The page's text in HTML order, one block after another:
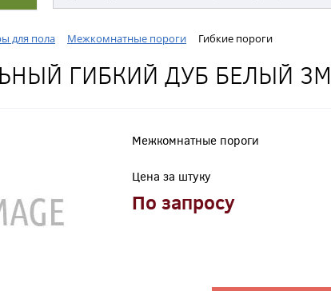
для пола Межкомнатные пороги Гибкие пороги
ГИБКИЙ ДУБ БЕЛЫЙ 3М
Межкомнатные пороги
Цена за штуку
По запросу